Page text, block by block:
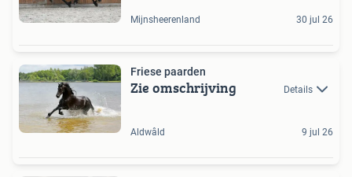
Mijnsheerenland 30 jul 26
Friese paarden
Zie omschrijving Details
Aldwâld 9 jul 26